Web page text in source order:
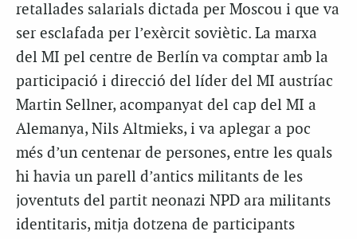
retallades salarials dictada per Moscou i que va
ser esclafada per l’exèrcit soviètic. La marxa
del MI pel centre de Berlín va comptar amb la
participació i direcció del líder del MI austríac
Martin Sellner, acompanyat del cap del MI a
Alemanya, Nils Altmieks, i va aplegar a poc
més d’un centenar de persones, entre les quals
hi havia un parell d’antics militants de les
joventuts del partit neonazi NPD ara militants
identitaris, mitja dotzena de participants